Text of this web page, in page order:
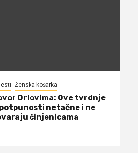
Ženska košarka
Orlovima: ​Ove tvrdnje
netačne i ne
činjenicama